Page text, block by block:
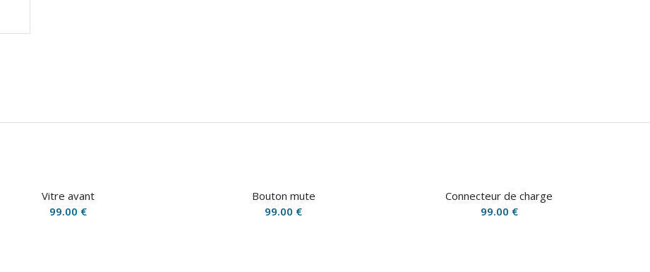
Vitre avant
99.00 €
Bouton mute
99.00 €
Connecteur de charge
99.00 €